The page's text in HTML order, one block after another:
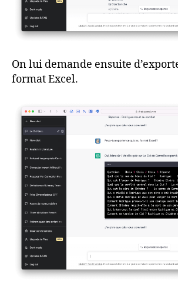
On lui demande ensuite
format Excel.